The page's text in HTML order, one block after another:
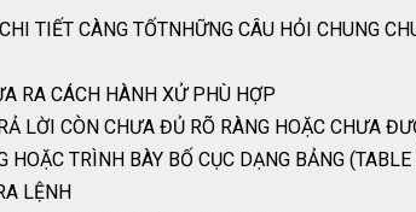
TIẾT CÀNG TỐTNHỮNG CÂU HỎI CHUNG
RA CÁCH HÀNH XỬ PHÙ HỢP
LỜI CÒN CHƯA ĐỦ RÕ RÀNG HOẶC CHƯA
HOẶC TRÌNH BÀY BỐ CỤC DẠNG BẢNG
LỆNH